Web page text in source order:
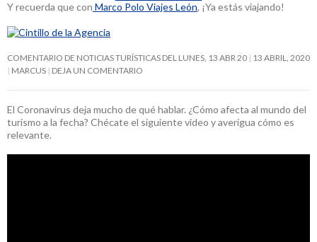
Y recuerda que con Marco Polo Viajes León, ¡Ya estás viajando!
COMENTARIO DE NOTICIAS TURÍSTICAS DEL LUNES, 13 ABR 20
13 ABRIL, 2020
MARCUS DEJA UN COMENTARIO
El Coronavirus deja mucho de qué hablar. ¿Cómo afecta al mundo del
turismo a la fecha? Chécate el siguiente video y averigua cómo es
relevante.